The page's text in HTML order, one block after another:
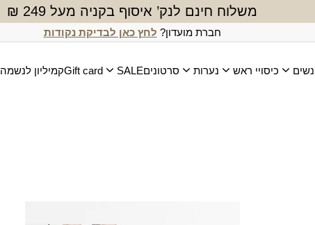
משלוח חינם לנק’ איסוף בקניה מעל 249 ₪
חברת מועדון? לחץ כאן לבדיקת נקודות
נשים כיסויי ראש נערות סרטוניםSALE
Gift cardקמיליון לנשמה